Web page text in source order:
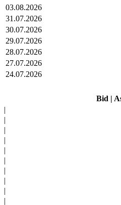
03.08.2026
31.07.2026
30.07.2026
29.07.2026
28.07.2026
27.07.2026
24.07.2026
Bid |
|
|
|
|
|
|
|
|
|
|